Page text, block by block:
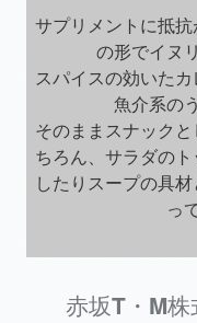
サプリメントに抵
の形でイヌ
スパイスの効いた
魚介系の
そのままスナック
ちろん、サラダの
したりスープの具
っ
赤坂T・M